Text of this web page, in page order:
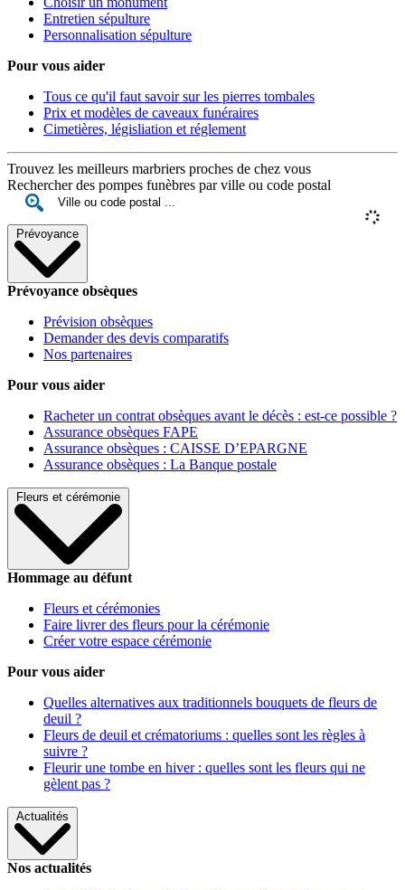
Entretien sépulture
Personnalisation sépulture
Pour vous aider
Tous ce qu'il faut savoir sur les pierres tombales
Prix et modèles de caveaux funéraires
Cimetières, législiation et réglement
Trouvez les meilleurs marbriers proches de chez vous
Rechercher des pompes funèbres par ville ou code postal
Prévoyance
Prévoyance obsèques
Prévision obsèques
Demander des devis comparatifs
Nos partenaires
Pour vous aider
Racheter un contrat obsèques avant le décès : est-ce possible ?
Assurance obsèques FAPE
Assurance obsèques : CAISSE D’EPARGNE
Assurance obsèques : La Banque postale
Fleurs et cérémonie
Hommage au défunt
Fleurs et cérémonies
Faire livrer des fleurs pour la cérémonie
Créer votre espace cérémonie
Pour vous aider
Quelles alternatives aux traditionnels bouquets de fleurs de
deuil ?
Fleurs de deuil et crématoriums : quelles sont les règles à
suivre ?
Fleurir une tombe en hiver : quelles sont les fleurs qui ne
gèlent pas ?
Actualités
Nos actualités